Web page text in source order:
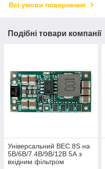
Всі умови повернення
Подібні товари компанії
Універсальний BEC 8S на
5В/6В/7.4В/9В/12В 5А з
вхідним фільтром